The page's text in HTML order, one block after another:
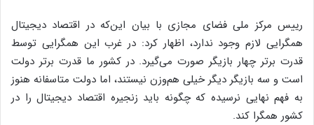
رییس مرکز ملی فضای مجازی با بیان این‌که در اقتصاد دیجیتال
همگرایی لازم وجود ندارد، اظهار کرد: در غرب این همگرایی توسط
قدرت برتر چهار بازیگر صورت می‌گیرد. در کشور ما قدرت برتر دولت
است و سه بازیگر دیگر خیلی هم‌وزن نیستند، اما دولت متاسفانه هنوز
به فهم نهایی نرسیده که چگونه باید زنجیره اقتصاد دیجیتال را در
کشور همگرا کند.